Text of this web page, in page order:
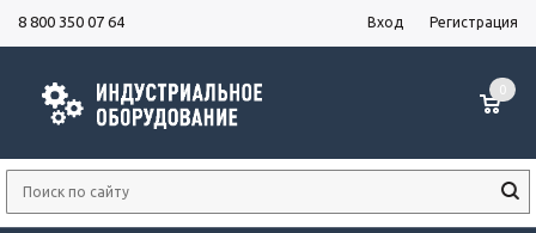
8 800 350 07 64 Вход Регистрация
0